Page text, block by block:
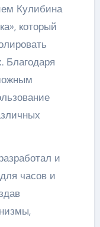
Кулибина
который
Благодаря
и
часов и